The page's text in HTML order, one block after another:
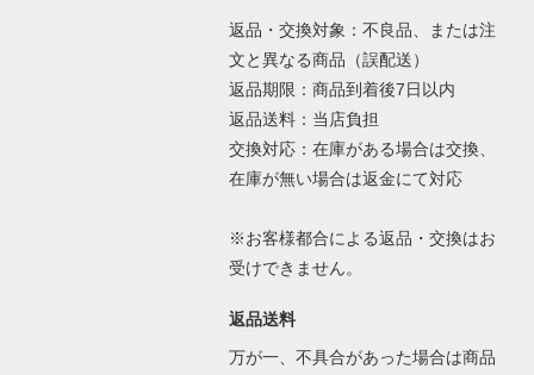
返品・交換対象：不良品、または注
文と異なる商品（誤配送）
返品期限：商品到着後7日以内
返品送料：当店負担
交換対応：在庫がある場合は交換、
在庫が無い場合は返金にて対応
※お客様都合による返品・交換はお
受けできません。
返品送料
万が一、不具合があった場合は商品